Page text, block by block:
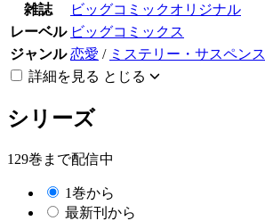
雑誌
ビッグコミックオリジナル
レーベル ビッグコミックス
ジャンル 恋愛 / ミステリー・サスペンス
詳細を見る とじる
シリーズ
129巻まで配信中
1巻から
最新刊から